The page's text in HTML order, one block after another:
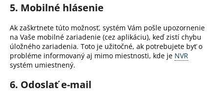
5. Mobilné hlásenie
Ak zaškrtnete túto možnosť, systém Vám pošle upozornenie
na Vaše mobilné zariadenie (cez aplikáciu), keď zistí chybu
úložného zariadenia. Toto je užitočné, ak potrebujete byť o
probléme informovaný aj mimo miestnosti, kde je NVR
systém umiestnený.
6. Odoslať e-mail